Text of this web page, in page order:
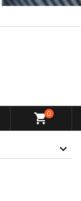
shopping_cart0